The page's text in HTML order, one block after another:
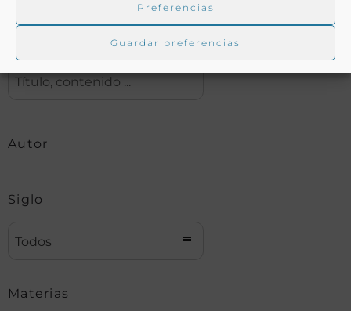
Preferencias
Guardar preferencias
Autor
Siglo
Todos
Materias